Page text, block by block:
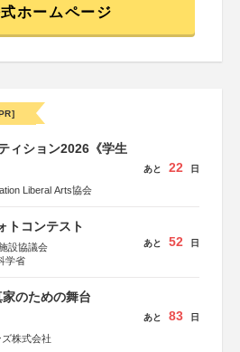
ホームページ
ィション2026《学生
Liberal Arts協会
あと 22 日
トコンテスト
設協議会
学省
あと 52 日
のための舞台
株式会社
あと 83 日